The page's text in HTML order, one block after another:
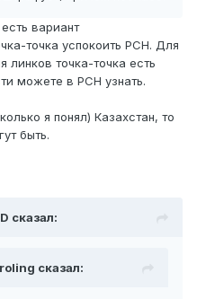
вариант
точка успокоить РСН. Для
линков точка-точка есть
можете в РСН узнать.
я понял) Казахстан, то
быть.
сказал:
сказал: